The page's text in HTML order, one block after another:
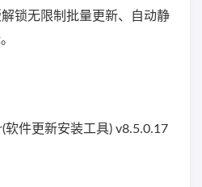
锁无限制批量更新、自动静
软件更新安装工具) v8.5.0.17